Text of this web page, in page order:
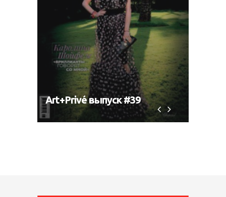
Art+Privé выпуск #39